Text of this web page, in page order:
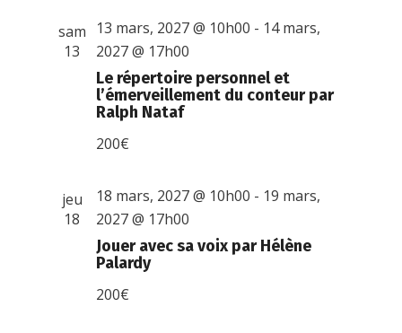
sam
13
Le répertoire personnel et
l’émerveillement du conteur par
Ralph Nataf
13 mars, 2027 @ 10h00 - 14 mars,
2027 @ 17h00
200€
jeu
18
Jouer avec sa voix par Hélène
Palardy
18 mars, 2027 @ 10h00 - 19 mars,
2027 @ 17h00
200€